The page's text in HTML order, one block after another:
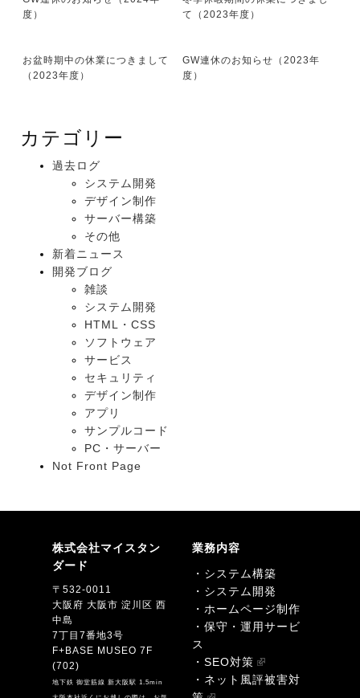
度）
て（2023年度）
お盆時期中の休業につきまして
（2023年度）
GW連休のお知らせ（2023年
度）
カテゴリー
過去ログ
システム開発
デザイン制作
サーバー構築
その他
新着ニュース
開発ブログ
雑談
システム開発
HTML・CSS
ソフトウェア
サービス
セキュリティ
デザイン制作
アプリ
サンプルコード
PC・サーバー
Not Front Page
株式会社マイスタン
ダード
〒532-0011
大阪府 大阪市 淀川区 西
中島
7丁目7番地3号
F+BASE MUSEO 7F
(702)
地下鉄 御堂筋線 新大阪駅 1.5min
業務内容
・システム構築
・システム開発
・ホームページ制作
・保守・運用サービ
ス
・SEO対策
・ネット風評被害対